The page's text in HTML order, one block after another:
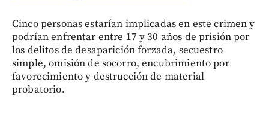
Cinco personas estarían implicadas en este crimen y
podrían enfrentar entre 17 y 30 años de prisión por
los delitos de desaparición forzada, secuestro
simple, omisión de socorro, encubrimiento por
favorecimiento y destrucción de material
probatorio.